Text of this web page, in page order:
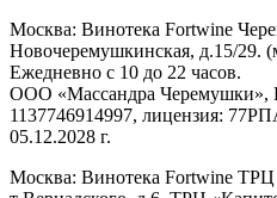
Москва: Винотека Fortwine
Новочеремушкинская, д.15/29.
Ежедневно с 10 до 22 часов.
ООО «Массандра
1137746914997, лицензия:
05.12.2028 г.
Москва: Винотека Fortwine